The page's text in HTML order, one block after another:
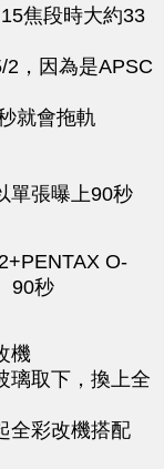
焦段時大約33
2，因為是APSC
就會拖軌
單張曝上90秒
O-
90秒
機
璃取下，換上全
全彩改機搭配